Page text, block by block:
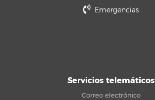
Emergencias
Servicios telemáticos
Correo electrónico